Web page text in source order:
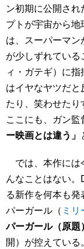
ン初期に公開さ
プトが宇宙から
は、スーパーマ
が少しずれてい
ィ・ガテギ）に
はイヤなヤツだ
たり、笑わせたり
ここにも、ガン監
ー映画とは違う」
では、本作には
んなことはない
る新作を何本も
パーガール（ ミ
パーガール（原題
開）が控えてい